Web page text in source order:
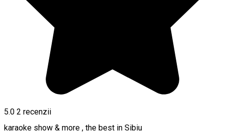
5.0 2 recenzii
karaoke show & more , the best in Sibiu